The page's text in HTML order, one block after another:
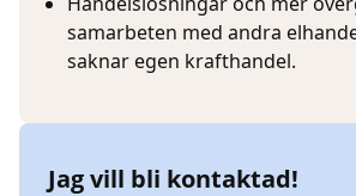
samarbeten med andra
saknar egen krafthandel.
Jag vill bli kontaktad!